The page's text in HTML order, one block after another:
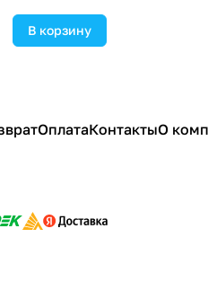
В корзину
ОплатаКонтактыО